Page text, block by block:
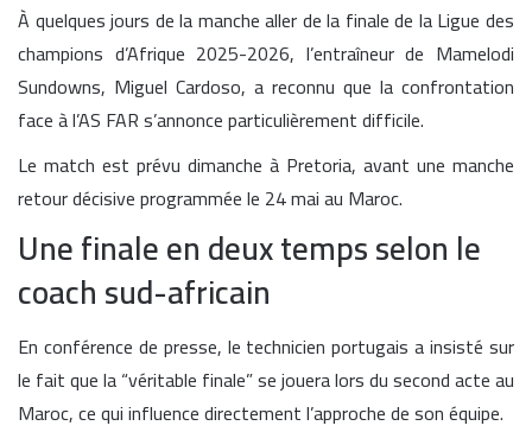
À quelques jours de la manche aller de la finale de la Ligue des
champions d’Afrique 2025-2026, l’entraîneur de Mamelodi
Sundowns, Miguel Cardoso, a reconnu que la confrontation
face à l’AS FAR s’annonce particulièrement difficile.
Le match est prévu dimanche à Pretoria, avant une manche
retour décisive programmée le 24 mai au Maroc.
Une finale en deux temps selon le
coach sud-africain
En conférence de presse, le technicien portugais a insisté sur
le fait que la “véritable finale” se jouera lors du second acte au
Maroc, ce qui influence directement l’approche de son équipe.